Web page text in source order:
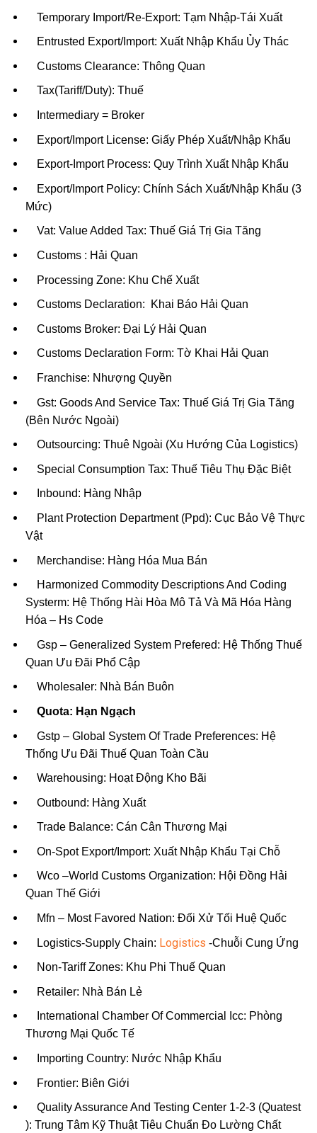
Temporary Import/Re-Export: Tạm Nhập-Tái Xuất
Entrusted Export/Import: Xuất Nhập Khẩu Ủy Thác
Customs Clearance: Thông Quan
Tax(Tariff/Duty): Thuế
Intermediary = Broker
Export/Import License: Giấy Phép Xuất/Nhập Khẩu
Export-Import Process: Quy Trình Xuất Nhập Khẩu
Export/Import Policy: Chính Sách Xuất/Nhập Khẩu (3
Mức)
Vat: Value Added Tax: Thuế Giá Trị Gia Tăng
Customs : Hải Quan
Processing Zone: Khu Chế Xuất
Customs Declaration: Khai Báo Hải Quan
Customs Broker: Đại Lý Hải Quan
Customs Declaration Form: Tờ Khai Hải Quan
Franchise: Nhượng Quyền
Gst: Goods And Service Tax: Thuế Giá Trị Gia Tăng
(Bên Nước Ngoài)
Outsourcing: Thuê Ngoài (Xu Hướng Của Logistics)
Special Consumption Tax: Thuế Tiêu Thụ Đặc Biệt
Inbound: Hàng Nhập
Plant Protection Department (Ppd): Cục Bảo Vệ Thực
Vật
Merchandise: Hàng Hóa Mua Bán
Harmonized Commodity Descriptions And Coding
Systerm: Hệ Thống Hài Hòa Mô Tả Và Mã Hóa Hàng
Hóa – Hs Code
Gsp – Generalized System Prefered: Hệ Thống Thuế
Quan Ưu Đãi Phổ Cập
Wholesaler: Nhà Bán Buôn
Quota: Hạn Ngạch
Gstp – Global System Of Trade Preferences: Hệ
Thống Ưu Đãi Thuế Quan Toàn Cầu
Warehousing: Hoạt Động Kho Bãi
Outbound: Hàng Xuất
Trade Balance: Cán Cân Thương Mại
On-Spot Export/Import: Xuất Nhập Khẩu Tại Chỗ
Wco –World Customs Organization: Hội Đồng Hải
Quan Thế Giới
Mfn – Most Favored Nation: Đối Xử Tối Huệ Quốc
Logistics-Supply Chain: Logistics -Chuỗi Cung Ứng
Non-Tariff Zones: Khu Phi Thuế Quan
Retailer: Nhà Bán Lẻ
International Chamber Of Commercial Icc: Phòng
Thương Mại Quốc Tế
Importing Country: Nước Nhập Khẩu
Frontier: Biên Giới
Quality Assurance And Testing Center 1-2-3 (Quatest
): Trung Tâm Kỹ Thuật Tiêu Chuẩn Đo Lường Chất